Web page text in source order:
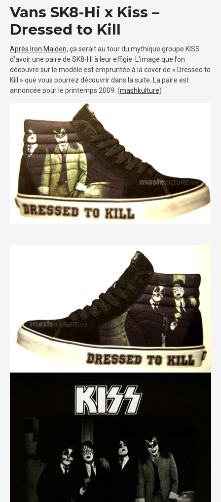
Vans SK8-Hi x Kiss –
Dressed to Kill
Après Iron Maiden, ça serait au tour du mythique groupe KISS
d’avoir une paire de SK8-HI à leur effigie. L’image que l’on
découvre sur le modèle est empruntée à la cover de « Dressed to
Kill » que vous pourrez découvrir dans la suite. La paire est
annoncée pour le printemps 2009. (mashkulture)